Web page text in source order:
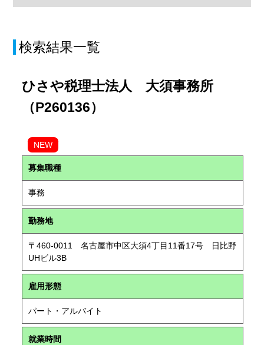
検索結果一覧
ひさや税理士法人 大須事務所
（P260136）
NEW
募集職種
事務
勤務地
〒460-0011 名古屋市中区大須4丁目11番17号 日比野
UHビル3B
雇用形態
パート・アルバイト
就業時間